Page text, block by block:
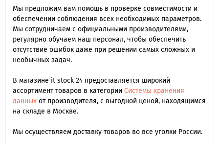
Мы предложим вам помощь в проверке совместимости и
обеспечении соблюдения всех необходимых параметров.
Мы сотрудничаем с официальными производителями,
регулярно обучаем наш персонал, чтобы обеспечить
отсутствие ошибок даже при решении самых сложных и
необычных задач.
В магазине it stock 24 предоставляется широкий
ассортимент товаров в категории Системы хранения
данныхот производителя, с выгодной ценой, находящимся
на складе в Москве.
Мы осуществляем доставку товаров во все уголки России.